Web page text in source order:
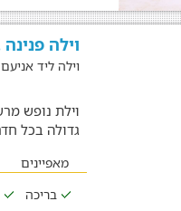
וילה פנינה
וילה ליד אניעם
גדולה בכל
מאפיינים
בריכה